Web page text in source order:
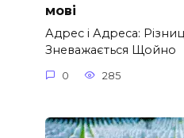
мові
Адрес і Адреса:
Зневажається Щойно
0 285